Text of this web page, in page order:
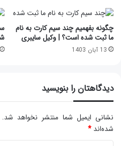
چگونه بفهمیم چند سیم کارت به نام
ما ثبت شده است؟ | وکیل سایبری
13 آبان 1403
دیدگاهتان را بنویسید
نشانی ایمیل شما منتشر نخواهد شد.
شده‌اند *